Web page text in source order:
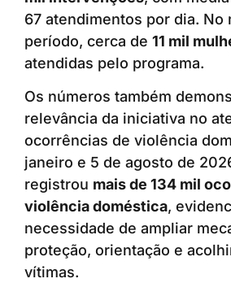
67 atendimentos por dia. No
período, cerca de 11 mil
atendidas pelo programa.
Os números também
relevância da iniciativa no
ocorrências de violência
janeiro e 5 de agosto de
registrou mais de 134 mil
violência doméstica,
necessidade de ampliar
proteção, orientação e
vítimas.